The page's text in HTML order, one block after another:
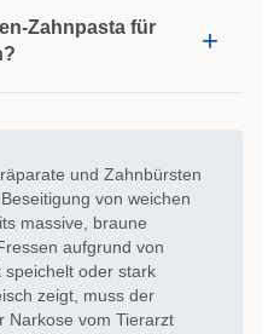
Zahnpasta für
und Zahnbürsten
von weichen
massive, braune
aufgrund von
speichelt oder stark
zeigt, muss der
Narkose vom Tierarzt